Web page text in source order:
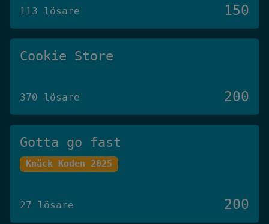
113 lösare 150
Cookie Store
370 lösare 200
Gotta go fast
Knäck Koden 2025
27 lösare 200